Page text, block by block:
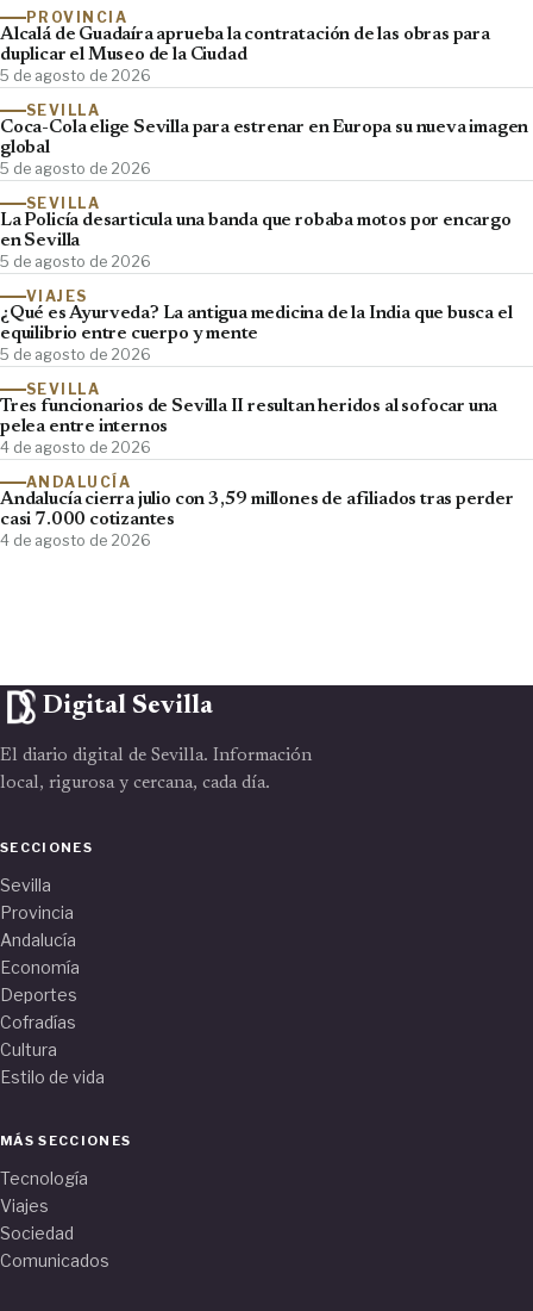
PROVINCIA
Alcalá de Guadaíra aprueba la contratación de las obras para
duplicar el Museo de la Ciudad
5 de agosto de 2026
SEVILLA
Coca-Cola elige Sevilla para estrenar en Europa su nueva imagen
global
5 de agosto de 2026
SEVILLA
La Policía desarticula una banda que robaba motos por encargo
en Sevilla
5 de agosto de 2026
VIAJES
¿Qué es Ayurveda? La antigua medicina de la India que busca el
equilibrio entre cuerpo y mente
5 de agosto de 2026
SEVILLA
Tres funcionarios de Sevilla II resultan heridos al sofocar una
pelea entre internos
4 de agosto de 2026
ANDALUCÍA
Andalucía cierra julio con 3,59 millones de afiliados tras perder
casi 7.000 cotizantes
4 de agosto de 2026
Digital Sevilla
El diario digital de Sevilla. Información
local, rigurosa y cercana, cada día.
SECCIONES
Sevilla
Provincia
Andalucía
Economía
Deportes
Cofradías
Cultura
Estilo de vida
MÁS SECCIONES
Tecnología
Viajes
Sociedad
Comunicados